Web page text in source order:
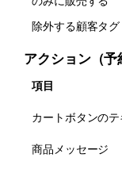
除外する顧客タグ
アクション（予
項目
カートボタンのテ
商品メッセージ